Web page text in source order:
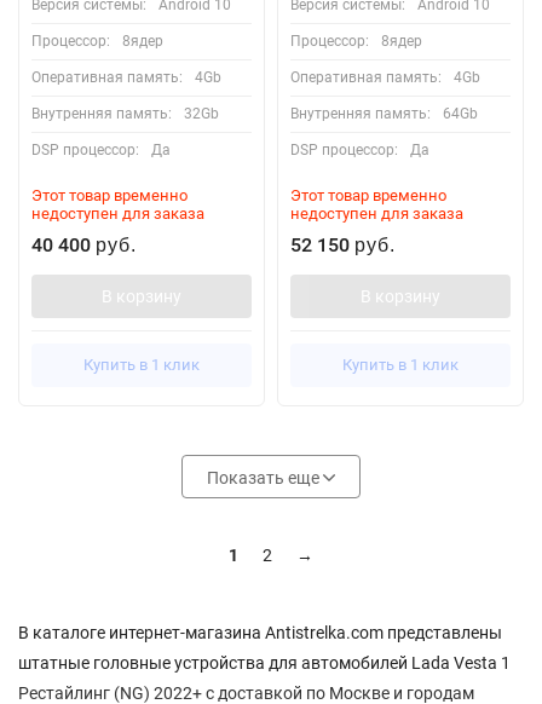
Версия системы: Android 10
Процессор: 8ядер
Оперативная память: 4Gb
Внутренняя память: 32Gb
DSP процессор: Да
Этот товар временно
недоступен для заказа
40 400 руб.
В корзину
Купить в 1 клик
Версия системы: Android 10
Процессор: 8ядер
Оперативная память: 4Gb
Внутренняя память: 64Gb
DSP процессор: Да
Этот товар временно
недоступен для заказа
52 150 руб.
В корзину
Купить в 1 клик
Показать еще
1 2 →
В каталоге интернет-магазина Antistrelka.com представлены
штатные головные устройства для автомобилей Lada Vesta 1
Рестайлинг (NG) 2022+ с доставкой по Москве и городам